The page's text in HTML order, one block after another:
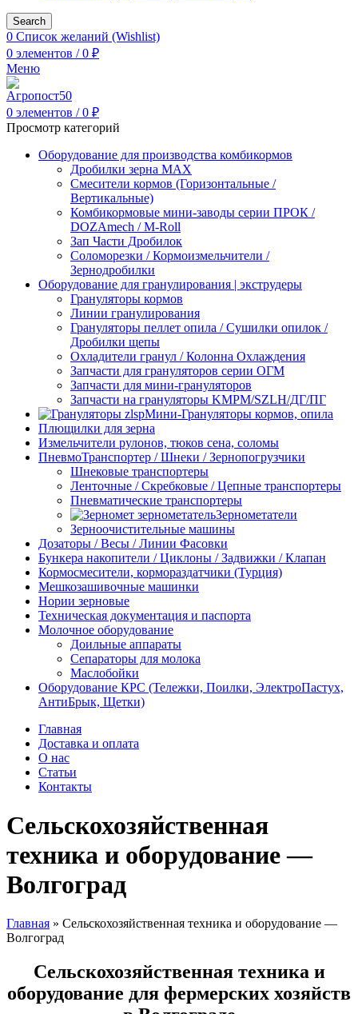
Search
0 Список желаний (Wishlist)
0 элементов / 0 ₽
Меню
0 элементов / 0 ₽
Просмотр категорий
Оборудование для производства комбикормов
Дробилки зерна МАХ
Смесители кормов (Горизонтальные /
Вертикальные)
Комбикормовые мини-заводы серии ПРОК /
DOZAmech / M-Roll
Зап Части Дробилок
Соломорезки / Кормоизмельчители /
Зернодробилки
Оборудование для гранулирования | экструдеры
Грануляторы кормов
Линии гранулирования
Грануляторы пеллет опила / Сушилки опилок /
Дробилки щепы
Охладители гранул / Колонна Охлаждения
Запчасти для грануляторов серии ОГМ
Запчасти для мини-грануляторов
Запчасти на грануляторы KMPM/SZLH/ДГ/ПГ
Мини-Грануляторы кормов, опила
Плющилки для зерна
Измельчители рулонов, тюков сена, соломы
ПневмоТранспортер / Шнеки / Зернопогрузчики
Шнековые транспортеры
Ленточные / Скребковые / Цепные транспортеры
Пневматические транспортеры
Зернометатели
Зерноочистительные машины
Дозаторы / Весы / Линии Фасовки
Бункера накопители / Циклоны / Задвижки / Клапан
Кормосмесители, кормораздатчики (Турция)
Мешкозашивочные машинки
Нории зерновые
Техническая документация и паспорта
Молочное оборудование
Доильные аппараты
Сепараторы для молока
Маслобойки
Оборудование КРС (Тележки, Поилки, ЭлектроПастух,
АнтиБрык, Щетки)
Главная
Доставка и оплата
О нас
Статьи
Контакты
Сельскохозяйственная
техника и оборудование —
Волгоград
Главная » Сельскохозяйственная техника и оборудование —
Волгоград
Сельскохозяйственная техника и
оборудование для фермерских хозяйств